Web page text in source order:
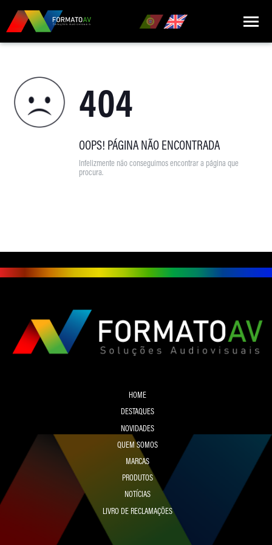
QUEM SOMOS
MARCAS 404
OOPS! PÁGINA NÃO ENCONTRADA
Infelizmente não conseguimos encontrar a página que
procura.
HOME
DESTAQUES
NOVIDADES
QUEM SOMOS
MARCAS
PRODUTOS
NOTÍCIAS
LIVRO DE RECLAMAÇÕES